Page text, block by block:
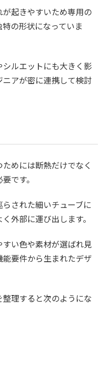
起きやすいため専用の
の形状になっていま
ルエットにも大きく影
アが密に連携して検討
めには断熱だけでなく
です。
された細いチューブに
外部に運び出します。
い色や素材が選ばれ見
要件から生まれたデザ
理すると次のようにな